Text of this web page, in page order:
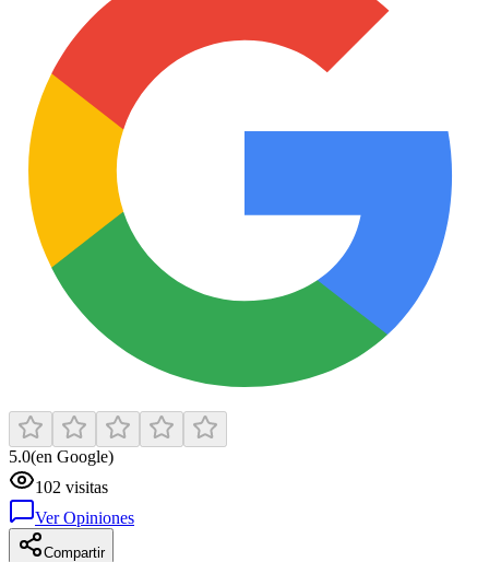
5.0(en Google)
102 visitas
Ver Opiniones
Compartir